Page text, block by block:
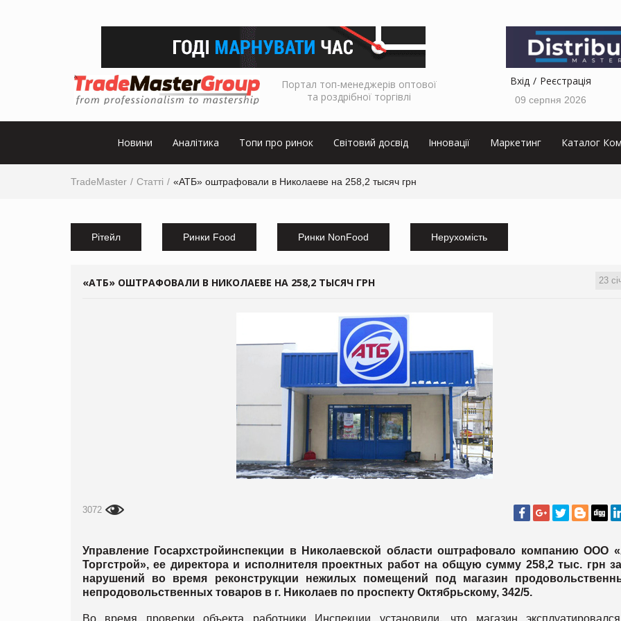
Портал топ-менеджерів оптової
та роздрібної торгівлі
Вхід Реєстрація
09 серпня 2026
Новини Аналітика Топи про ринок Світовий досвід Інновації Маркетинг Каталог
TradeMaster Статті «АТБ» оштрафовали в Николаеве на 258,2 тысяч грн
Рітейл Ринки Food Ринки NonFood Нерухомість
23
«АТБ» ОШТРАФОВАЛИ В НИКОЛАЕВЕ НА 258,2 ТЫСЯЧ ГРН
3072
Управление Госархстройинспекции в Николаевской области оштрафовало компанию ООО
Торгстрой», ее директора и исполнителя проектных работ на общую сумму 258,2 тыс. грн
нарушений во время реконструкции нежилых помещений под магазин
непродовольственных товаров в г. Николаев по проспекту Октябрьскому, 342/5.
Во время проверки объекта работники Инспекции установили, что магазин